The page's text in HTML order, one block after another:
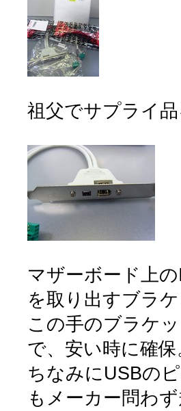
祖父でサプライ
マザーボード上
を取り出すブラ
この手のブラケ
で、安い時に確保
ちなみにUSBの
もメーカー問わ